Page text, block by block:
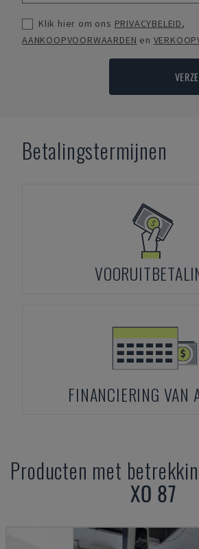
Klik hier om ons PRIVACYBELEID,
AANKOOPVOORWAARDEN en
Betalingstermijnen
FINANCIERING VAN
Producten met
XO 87